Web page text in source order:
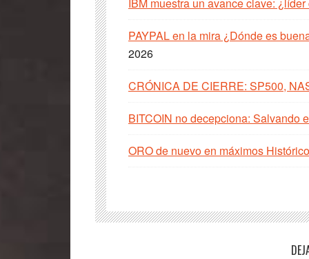
PAYPAL en la mira ¿Dónde es
2026
CRÓNICA DE CIERRE: SP500,
BITCOIN no decepciona: Salvando
ORO de nuevo en máximos